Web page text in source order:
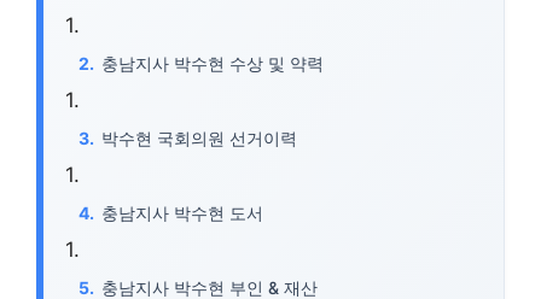
충남지사 박수현 수상 및 약력
박수현 국회의원 선거이력
충남지사 박수현 도서
충남지사 박수현 부인 & 재산